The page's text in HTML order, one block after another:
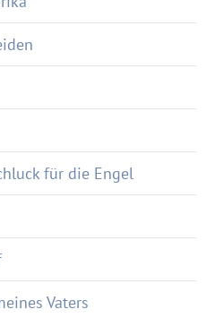
für die Engel
Vaters